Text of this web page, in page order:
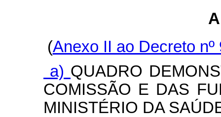
(Anexo II ao Decreto
a) QUADRO
COMISSÃO E DAS
MINISTÉRIO DA